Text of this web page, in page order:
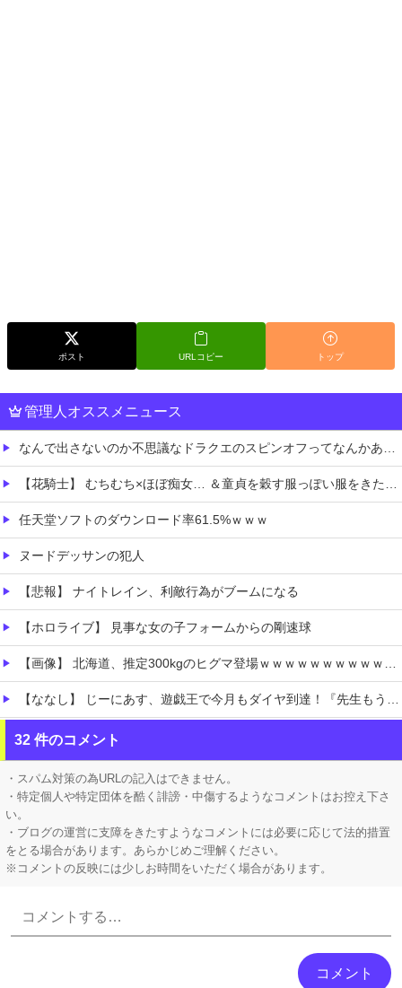
ポスト URLコピー トップ
管理人オススメニュース
なんで出さないのか不思議なドラクエのスピンオフってなんかある？
【花騎士】 むちむち×ほぼ痴女… ＆童貞を穀す服っぽい服をきたホウオウボクへの反応！！！
任天堂ソフトのダウンロード率61.5%ｗｗｗ
ヌードデッサンの犯人
【悲報】 ナイトレイン、利敵行為がブームになる
【ホロライブ】 見事な女の子フォームからの剛速球
【画像】 北海道、推定300kgのヒグマ登場ｗｗｗｗｗｗｗｗｗｗｗｗｗｗｗｗｗｗｗｗ
【ななし】 じーにあす、遊戯王で今月もダイヤ到達！『先生もう笑うしかなくなっとりますやん』『とんでもないバケモンを産み出してしまった』
【私はあなたの味方】 交際歴ゼロの同級生宅に唐揚げや文庫本を20回以上届けた24歳女を逮捕
リュウジ氏「ダルい料理トップ10に入る」夏の定番料理は冷やし中華 「あり得ないほどダルい」
32 件のコメント
・スパム対策の為URLの記入はできません。
・特定個人や特定団体を酷く誹謗・中傷するようなコメントはお控え下さ
い。
・ブログの運営に支障をきたすようなコメントには必要に応じて法的措置
をとる場合があります。あらかじめご理解ください。
※コメントの反映には少しお時間をいただく場合があります。